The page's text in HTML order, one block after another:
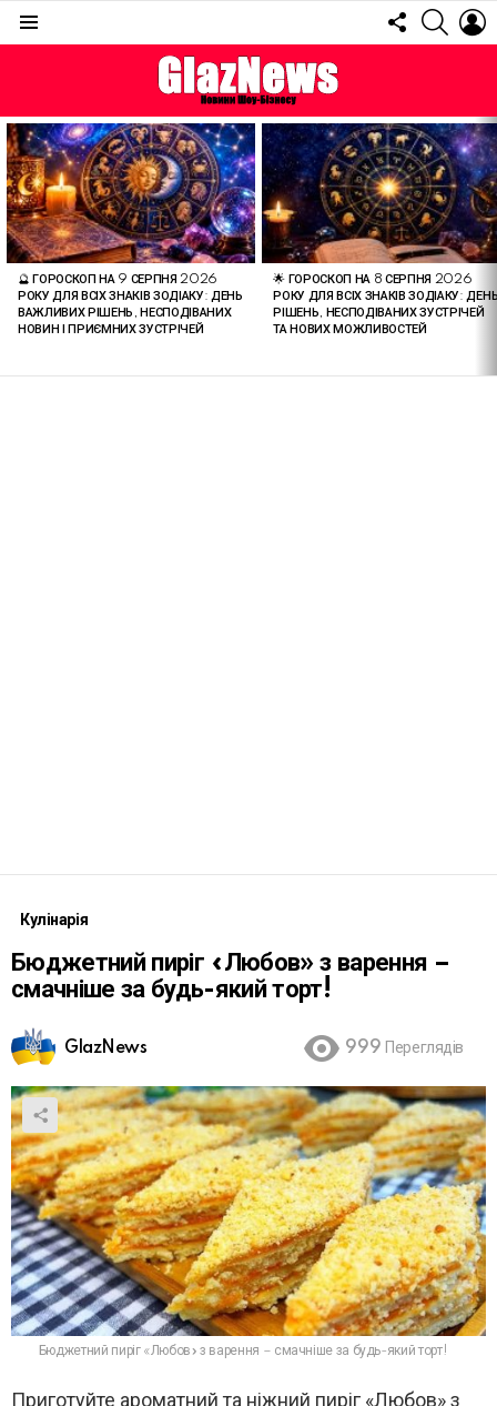
FOLLOW
US
ОСТАННІ
СТАТТІ
🔮 ГОРОСКОП НА 9 СЕРПНЯ 2026
РОКУ ДЛЯ ВСІХ ЗНАКІВ ЗОДІАКУ: ДЕНЬ
ВАЖЛИВИХ РІШЕНЬ, НЕСПОДІВАНИХ
НОВИН І ПРИЄМНИХ ЗУСТРІЧЕЙ
🌟 ГОРОСКОП НА 8 СЕРПНЯ 2026
РОКУ ДЛЯ ВСІХ ЗНАКІВ ЗОДІАКУ:
РІШЕНЬ, НЕСПОДІВАНИХ ЗУСТРІЧЕЙ
ТА НОВИХ МОЖЛИВОСТЕЙ
Кулінарія
Бюджетний пиріг «Любов» з варення –
смачніше за будь-який торт!
GlazNews 999 Переглядів
Бюджетний пиріг «Любов» з варення – смачніше за будь-який торт!
Приготуйте ароматний та ніжний пиріг «Любов» з